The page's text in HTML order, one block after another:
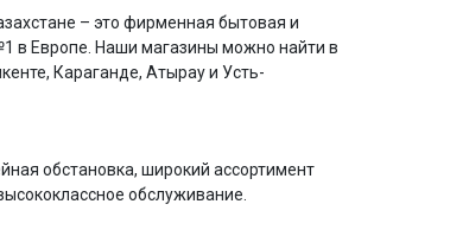
– это фирменная бытовая и
в Европе. Наши магазины можно найти в
Караганде, Атырау и Усть-
обстановка, широкий ассортимент
обслуживание.